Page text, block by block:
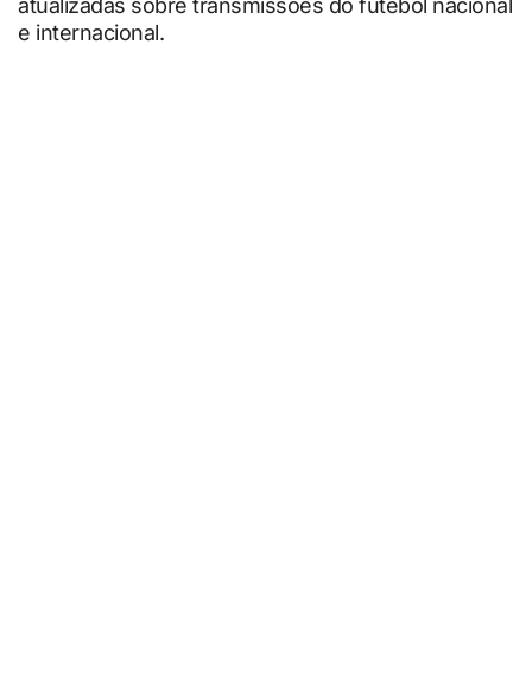
atualizadas sobre transmissões do futebol nacional
e internacional.